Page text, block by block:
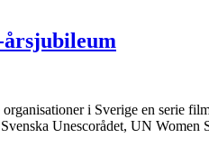
i Sverige en serie
Unescorådet, UN